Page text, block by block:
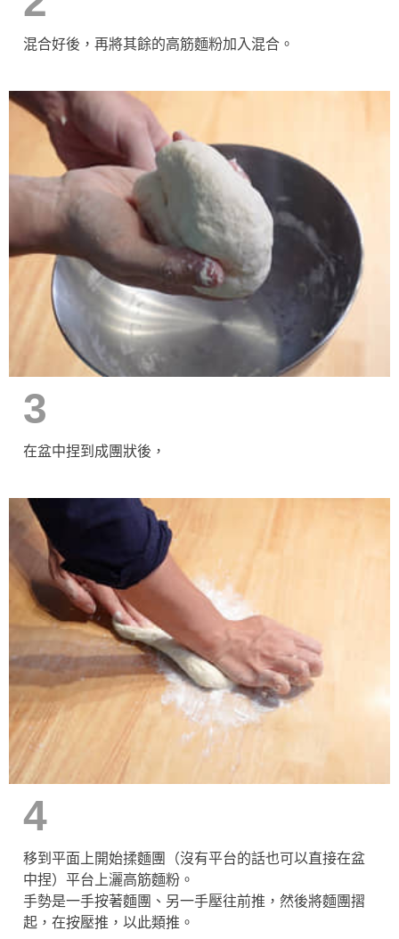
混合好後，再將其餘的高筋麵粉加入混合。
3
在盆中捏到成團狀後，
4
移到平面上開始揉麵團（沒有平台的話也可以直接在盆
中捏）平台上灑高筋麵粉。
手勢是一手按著麵團、另一手壓往前推，然後將麵團摺
起，在按壓推，以此類推。